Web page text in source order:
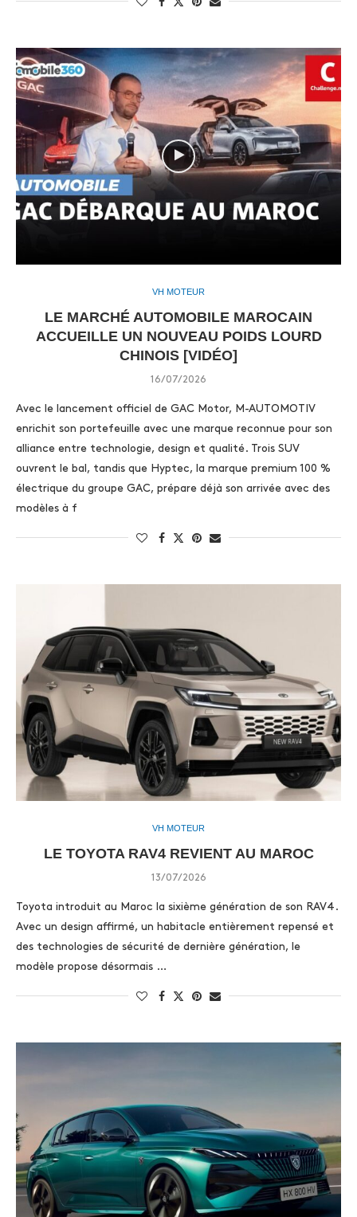
VH MOTEUR
LE MARCHÉ AUTOMOBILE MAROCAIN
ACCUEILLE UN NOUVEAU POIDS LOURD
CHINOIS [VIDÉO]
16/07/2026
Avec le lancement officiel de GAC Motor, M-AUTOMOTIV
enrichit son portefeuille avec une marque reconnue pour son
alliance entre technologie, design et qualité. Trois SUV
ouvrent le bal, tandis que Hyptec, la marque premium 100 %
électrique du groupe GAC, prépare déjà son arrivée avec des
modèles à f
VH MOTEUR
LE TOYOTA RAV4 REVIENT AU MAROC
13/07/2026
Toyota introduit au Maroc la sixième génération de son RAV4.
Avec un design affirmé, un habitacle entièrement repensé et
des technologies de sécurité de dernière génération, le
modèle propose désormais …